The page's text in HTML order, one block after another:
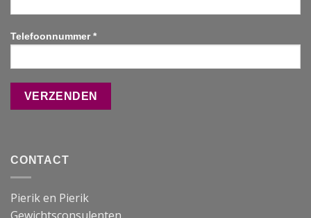
Telefoonnummer *
CONTACT
Pierik en Pierik
Gewichtsconsulenten